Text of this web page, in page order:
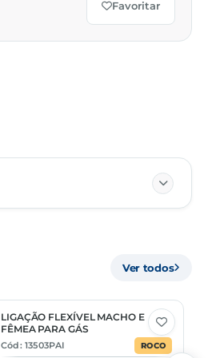
Favoritar
PC
40169990
Ver todos
2 Opções
LIGAÇÃO FLEXÍVEL MACHO E
FÊMEA PARA GÁS
Cód: 13503PAI ROCO